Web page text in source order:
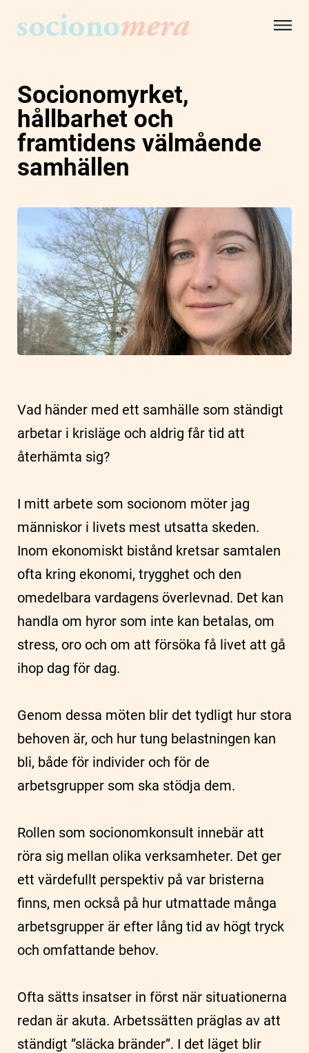
Socionomyrket,
hållbarhet och
framtidens välmående
samhällen
Vad händer med ett samhälle som ständigt
arbetar i krisläge och aldrig får tid att
återhämta sig?
I mitt arbete som socionom möter jag
människor i livets mest utsatta skeden.
Inom ekonomiskt bistånd kretsar samtalen
ofta kring ekonomi, trygghet och den
omedelbara vardagens överlevnad. Det kan
handla om hyror som inte kan betalas, om
stress, oro och om att försöka få livet att gå
ihop dag för dag.
Genom dessa möten blir det tydligt hur stora
behoven är, och hur tung belastningen kan
bli, både för individer och för de
arbetsgrupper som ska stödja dem.
Rollen som socionomkonsult innebär att
röra sig mellan olika verksamheter. Det ger
ett värdefullt perspektiv på var bristerna
finns, men också på hur utmattade många
arbetsgrupper är efter lång tid av högt tryck
och omfattande behov.
Ofta sätts insatser in först när situationerna
redan är akuta. Arbetssätten präglas av att
ständigt ”släcka bränder”. I det läget blir